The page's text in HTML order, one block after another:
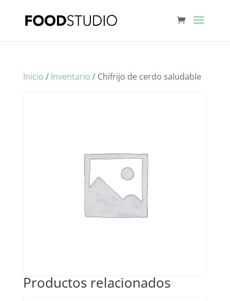
Inicio / Inventario / Chifrijo de cerdo saludable
Productos relacionados